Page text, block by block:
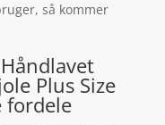
så kommer
Plus Size
fordele